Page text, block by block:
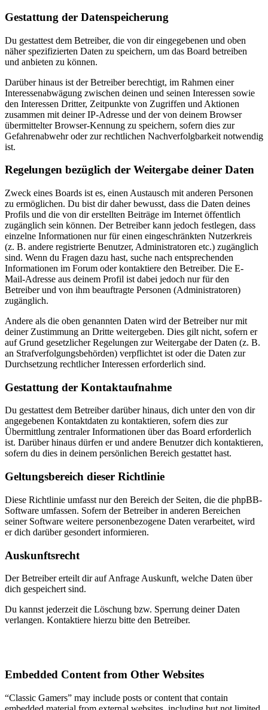
Gestattung der Datenspeicherung
Du gestattest dem Betreiber, die von dir eingegebenen und oben
näher spezifizierten Daten zu speichern, um das Board betreiben
und anbieten zu können.
Darüber hinaus ist der Betreiber berechtigt, im Rahmen einer
Interessenabwägung zwischen deinen und seinen Interessen sowie
den Interessen Dritter, Zeitpunkte von Zugriffen und Aktionen
zusammen mit deiner IP-Adresse und der von deinem Browser
übermittelter Browser-Kennung zu speichern, sofern dies zur
Gefahrenabwehr oder zur rechtlichen Nachverfolgbarkeit notwendig
ist.
Regelungen bezüglich der Weitergabe deiner Daten
Zweck eines Boards ist es, einen Austausch mit anderen Personen
zu ermöglichen. Du bist dir daher bewusst, dass die Daten deines
Profils und die von dir erstellten Beiträge im Internet öffentlich
zugänglich sein können. Der Betreiber kann jedoch festlegen, dass
einzelne Informationen nur für einen eingeschränkten Nutzerkreis
(z. B. andere registrierte Benutzer, Administratoren etc.) zugänglich
sind. Wenn du Fragen dazu hast, suche nach entsprechenden
Informationen im Forum oder kontaktiere den Betreiber. Die E-
Mail-Adresse aus deinem Profil ist dabei jedoch nur für den
Betreiber und von ihm beauftragte Personen (Administratoren)
zugänglich.
Andere als die oben genannten Daten wird der Betreiber nur mit
deiner Zustimmung an Dritte weitergeben. Dies gilt nicht, sofern er
auf Grund gesetzlicher Regelungen zur Weitergabe der Daten (z. B.
an Strafverfolgungsbehörden) verpflichtet ist oder die Daten zur
Durchsetzung rechtlicher Interessen erforderlich sind.
Gestattung der Kontaktaufnahme
Du gestattest dem Betreiber darüber hinaus, dich unter den von dir
angegebenen Kontaktdaten zu kontaktieren, sofern dies zur
Übermittlung zentraler Informationen über das Board erforderlich
ist. Darüber hinaus dürfen er und andere Benutzer dich kontaktieren,
sofern du dies in deinem persönlichen Bereich gestattet hast.
Geltungsbereich dieser Richtlinie
Diese Richtlinie umfasst nur den Bereich der Seiten, die die phpBB-
Software umfassen. Sofern der Betreiber in anderen Bereichen
seiner Software weitere personenbezogene Daten verarbeitet, wird
er dich darüber gesondert informieren.
Auskunftsrecht
Der Betreiber erteilt dir auf Anfrage Auskunft, welche Daten über
dich gespeichert sind.
Du kannst jederzeit die Löschung bzw. Sperrung deiner Daten
verlangen. Kontaktiere hierzu bitte den Betreiber.
Embedded Content from Other Websites
“Classic Gamers” may include posts or content that contain